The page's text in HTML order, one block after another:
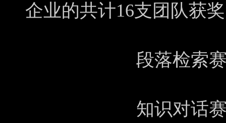
企业的共计16支团队获
段落检索
知识对话